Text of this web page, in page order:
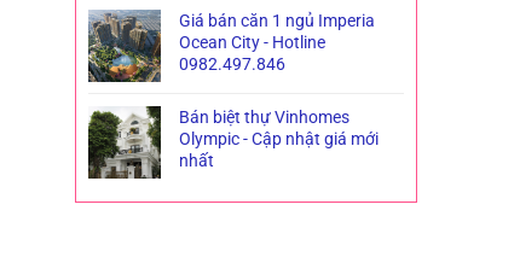
Giá bán căn 1 ngủ Imperia
Ocean City - Hotline
0982.497.846
Bán biệt thự Vinhomes
Olympic - Cập nhật giá mới
nhất